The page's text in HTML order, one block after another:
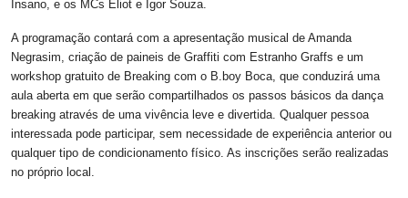
Insano, e os MCs Eliot e Igor Souza.
A programação contará com a apresentação musical de Amanda
Negrasim, criação de paineis de Graffiti com Estranho Graffs e um
workshop gratuito de Breaking com o B.boy Boca, que conduzirá uma
aula aberta em que serão compartilhados os passos básicos da dança
breaking através de uma vivência leve e divertida. Qualquer pessoa
interessada pode participar, sem necessidade de experiência anterior ou
qualquer tipo de condicionamento físico. As inscrições serão realizadas
no próprio local.